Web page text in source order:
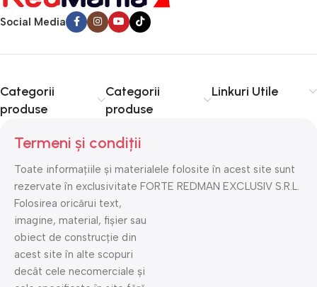
Social Media
Categorii
produse
Categorii
produse
Linkuri Utile
Termeni și condiții
Toate informațiile și materialele folosite în acest site sunt
rezervate în exclusivitate FORTE REDMAN EXCLUSIV S.R.L.
Folosirea oricărui text,
imagine, material, fișier sau
obiect de construcție din
acest site în alte scopuri
decât cele necomerciale și